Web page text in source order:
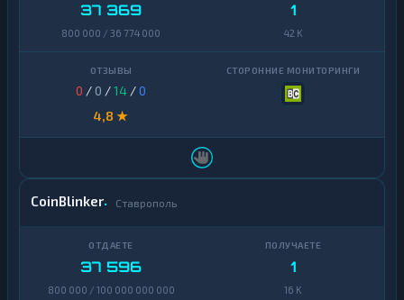
37 369
800 000 / 36 774 000
1
42 K
0 / 0 /14 /0
4,8 ★
CoinBlinker Ставрополь
37 596
800 000 / 100 000 000 000
1
16 K